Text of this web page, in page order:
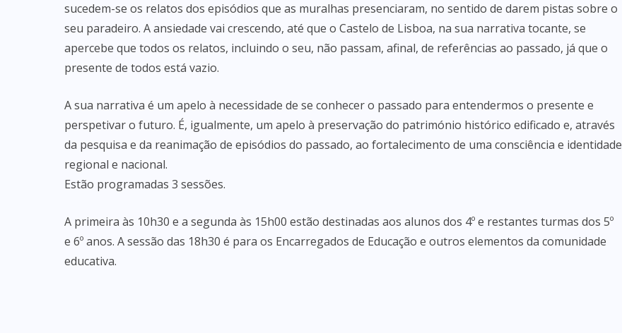
sucedem-se os relatos dos episódios que as muralhas presenciaram, no sentido de darem pistas sobre o
seu paradeiro. A ansiedade vai crescendo, até que o Castelo de Lisboa, na sua narrativa tocante, se
apercebe que todos os relatos, incluindo o seu, não passam, afinal, de referências ao passado, já que o
presente de todos está vazio.
A sua narrativa é um apelo à necessidade de se conhecer o passado para entendermos o presente e
perspetivar o futuro. É, igualmente, um apelo à preservação do património histórico edificado e, através
da pesquisa e da reanimação de episódios do passado, ao fortalecimento de uma consciência e identidade
regional e nacional.
Estão programadas 3 sessões.
A primeira às 10h30 e a segunda às 15h00 estão destinadas aos alunos dos 4º e restantes turmas dos 5º
e 6º anos. A sessão das 18h30 é para os Encarregados de Educação e outros elementos da comunidade
educativa.